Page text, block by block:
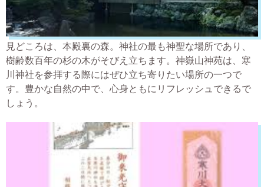
見どころは、本殿裏の森。神社の最も神聖な場所であり、
樹齢数百年の杉の木がそびえ立ちます。神嶽山神苑は、寒
川神社を参拝する際にはぜひ立ち寄りたい場所の一つで
す。豊かな自然の中で、心身ともにリフレッシュできるで
しょう。